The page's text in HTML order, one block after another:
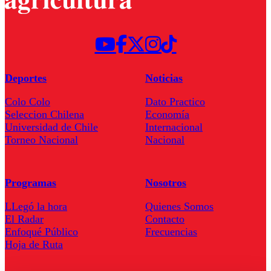
Deportes
Colo Colo
Seleccion Chilena
Universidad de Chile
Torneo Nacional
Noticias
Dato Practico
Economía
Internacional
Nacional
Programas
LLegó la hora
El Radar
Enfoqué Público
Hoja de Ruta
Nosotros
Quienes Somos
Contacto
Frecuencias